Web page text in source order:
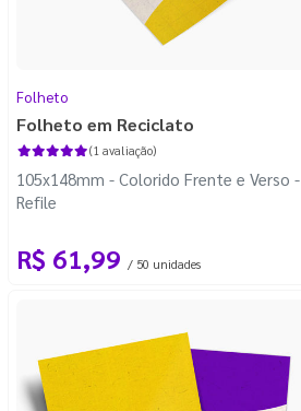
Folheto
Folheto em Reciclato
(1 avaliação)
105x148mm - Colorido Frente e Verso -
Refile
R$ 61,99 / 50 unidades